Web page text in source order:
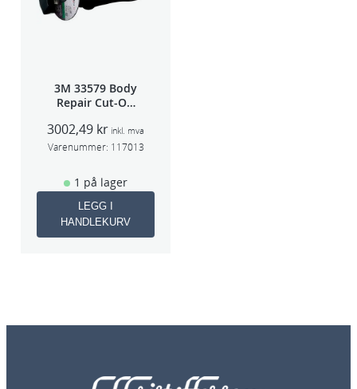
3M 33579 Body
Repair Cut-Off
75mm
3002,49 kr inkl. mva
Varenummer: 117013
1 på lager
LEGG I
HANDLEKURV